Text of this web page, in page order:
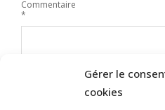
Gérer le
cookies
Commentaire
*